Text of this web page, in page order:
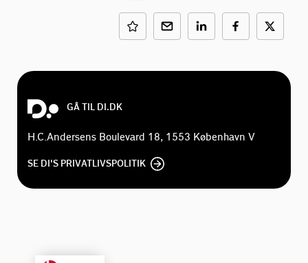
GÅ TIL DI.DK
H.C.Andersens Boulevard 18, 1553 København V
SE DI'S PRIVATLIVSPOLITIK